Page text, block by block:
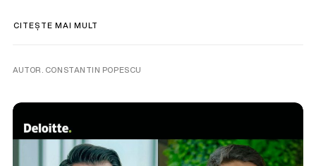
CITEȘTE MAI MULT
AUTOR. CONSTANTIN POPESCU